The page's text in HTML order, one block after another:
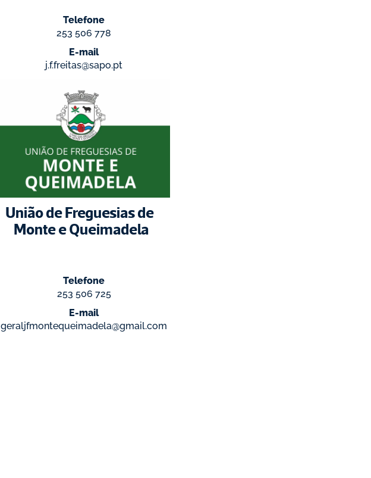
Telefone
253 506 778
E-mail
j.f.freitas@sapo.pt
União de Freguesias de
Monte e Queimadela
Telefone
253 506 725
E-mail
geraljfmontequeimadela@gmail.com